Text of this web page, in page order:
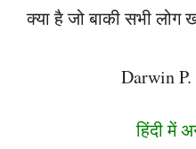
क्या है जो बाकी सभी लोग
Darwin P.
हिंदी में